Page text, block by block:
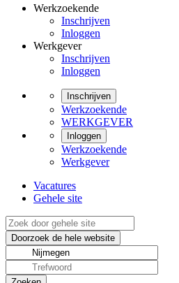
Werkzoekende
Inschrijven
Inloggen
Werkgever
Inschrijven
Inloggen
Inschrijven
Werkzoekende
WERKGEVER
Inloggen
Werkzoekende
Werkgever
Vacatures
Gehele site